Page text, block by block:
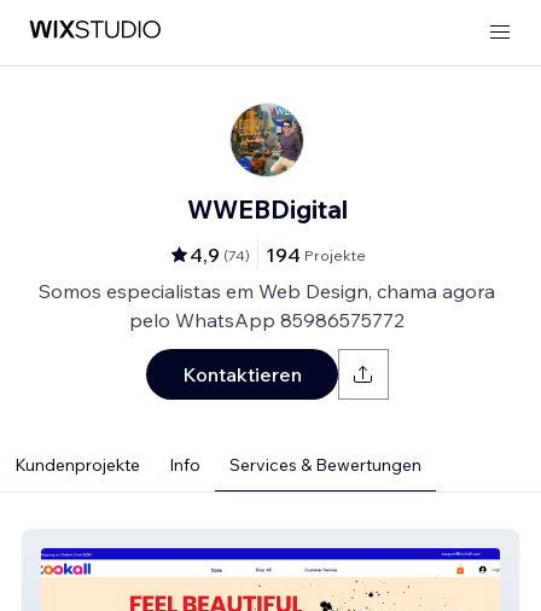
WWEBDigital
4,9 (74) 194 Projekte
Somos especialistas em Web Design, chama agora
pelo WhatsApp 85986575772
Kontaktieren
Kundenprojekte Info Services & Bewertungen